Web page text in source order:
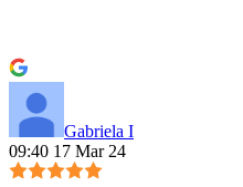
Gabriela I
09:40 17 Mar 24